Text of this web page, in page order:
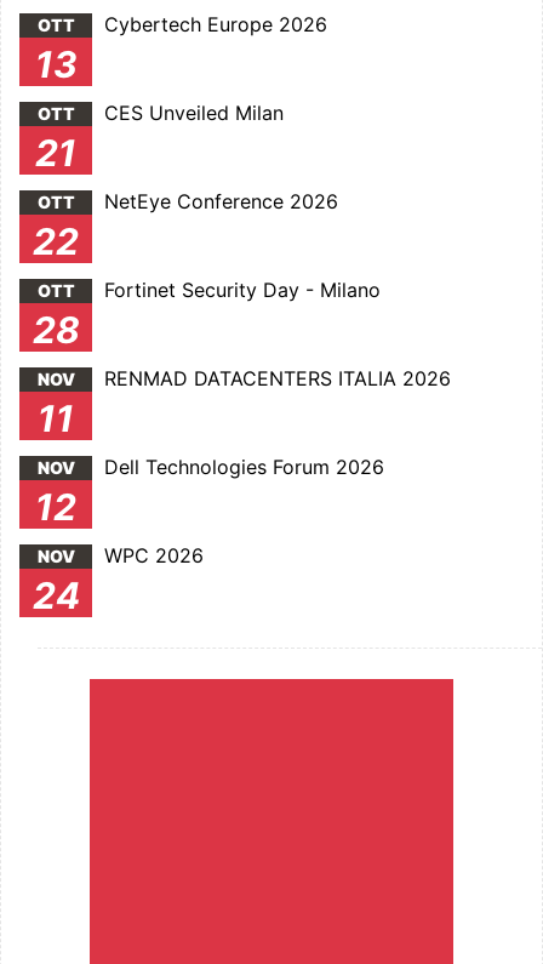
OTT
13
Cybertech Europe 2026
OTT
21
CES Unveiled Milan
OTT
22
NetEye Conference 2026
OTT
28
Fortinet Security Day - Milano
NOV
11
RENMAD DATACENTERS ITALIA 2026
NOV
12
Dell Technologies Forum 2026
NOV
24
WPC 2026